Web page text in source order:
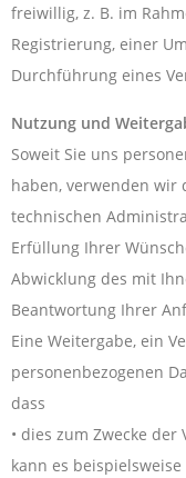
freiwillig, z. B. im
Registrierung, einer
Durchführung eines
Nutzung und
Soweit Sie uns
haben, verwenden wir
technischen
Erfüllung Ihrer
Abwicklung des mit
Beantwortung Ihrer
Eine Weitergabe, ein
personenbezogenen
dass
• dies zum Zwecke
kann es